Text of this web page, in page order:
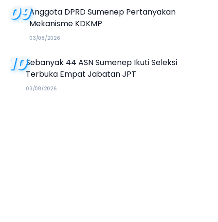
09Anggota DPRD Sumenep Pertanyakan
Mekanisme KDKMP
03/08/2026
10Sebanyak 44 ASN Sumenep Ikuti Seleksi
Terbuka Empat Jabatan JPT
03/08/2026